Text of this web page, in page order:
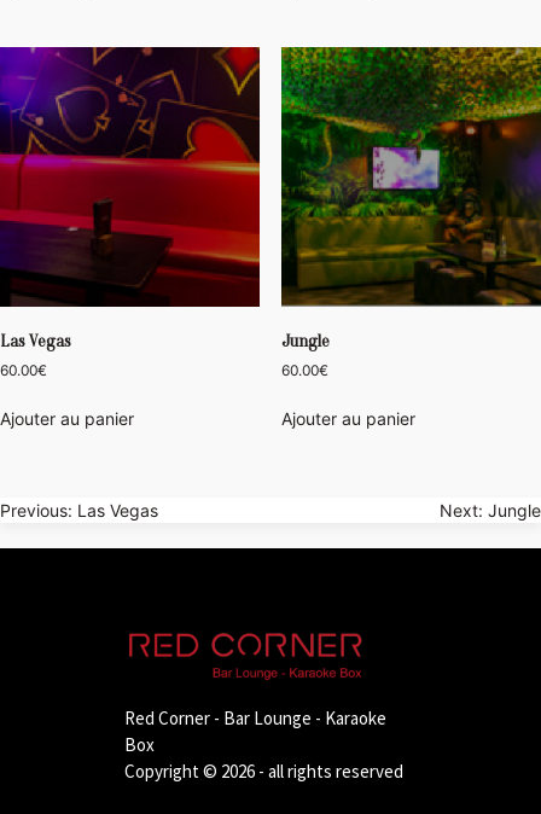
Las Vegas
60.00€
Ajouter au panier
Jungle
60.00€
Ajouter au panier
Navigation
de
Previous: Las Vegas Next: Jungle
Red Corner - Bar Lounge - Karaoke
Box
Copyright © 2026 - all rights reserved